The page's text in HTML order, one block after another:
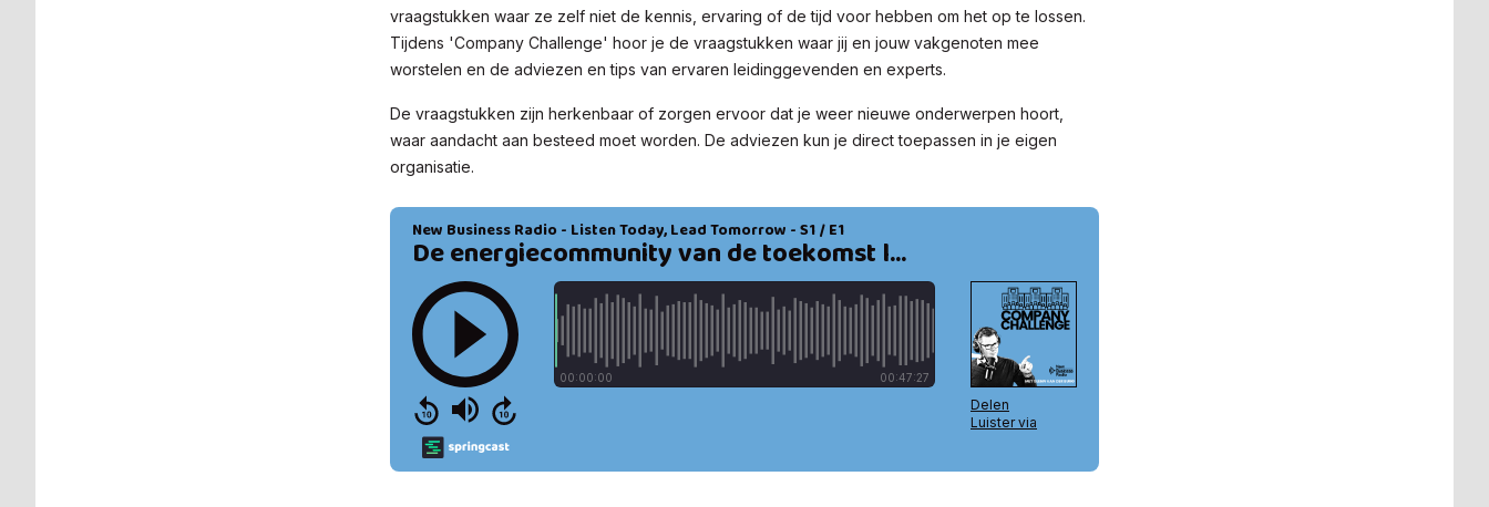
vraagstukken waar ze zelf niet de kennis, ervaring of de tijd voor hebben om het op te lossen.
Tijdens 'Company Challenge' hoor je de vraagstukken waar jij en jouw vakgenoten mee
worstelen en de adviezen en tips van ervaren leidinggevenden en experts.
De vraagstukken zijn herkenbaar of zorgen ervoor dat je weer nieuwe onderwerpen hoort,
waar aandacht aan besteed moet worden. De adviezen kun je direct toepassen in je eigen
organisatie.